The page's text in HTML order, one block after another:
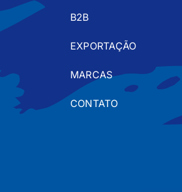
B2B
EXPORTAÇÃO
MARCAS
CONTATO